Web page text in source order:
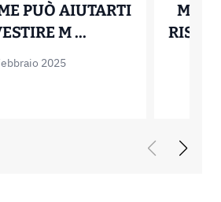
PUÒ AIUTARTI
M ...DOLLAR COST
2025